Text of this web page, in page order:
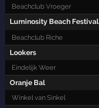
Beachclub Vroeger
Luminosity Beach Festival
Beachclub Riche
Lookers
Eindelijk Weer
Oranje Bal
Winkel van Sinkel